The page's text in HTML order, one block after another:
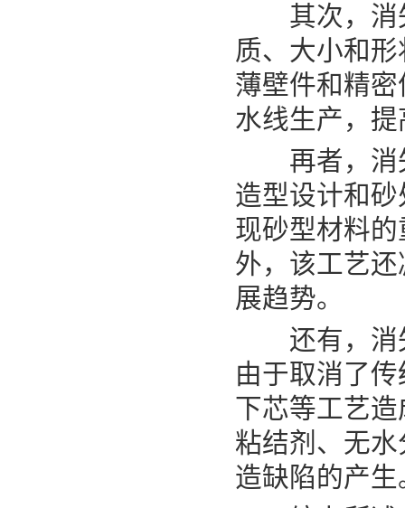
其次，消失
质、大小和
薄壁件和精
水线生产，
再者，消失
造型设计和
现砂型材料
外，该工艺
展趋势。
还有，消失
由于取消了
下芯等工艺
粘结剂、无
造缺陷的产生